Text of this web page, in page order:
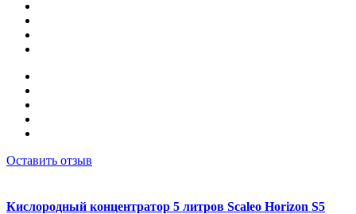
Оставить отзыв
Кислородный концентратор 5 литров Scaleo Horizon S5